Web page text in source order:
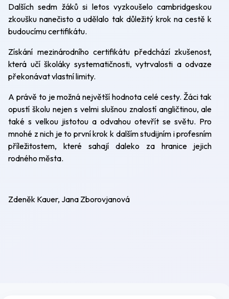
Dalších sedm žáků si letos vyzkoušelo cambridgeskou
zkoušku nanečisto a udělalo tak důležitý krok na cestě k
budoucímu certifikátu.
Získání mezinárodního certifikátu předchází zkušenost,
která učí školáky systematičnosti, vytrvalosti a odvaze
překonávat vlastní limity.
A právě to je možná největší hodnota celé cesty. Žáci tak
opustí školu nejen s velmi slušnou znalostí angličtinou, ale
také s velkou jistotou a odvahou otevřít se světu. Pro
mnohé z nich je to první krok k dalším studijním i profesním
příležitostem, které sahají daleko za hranice jejich
rodného města.
Zdeněk Kauer, Jana Zborovjanová